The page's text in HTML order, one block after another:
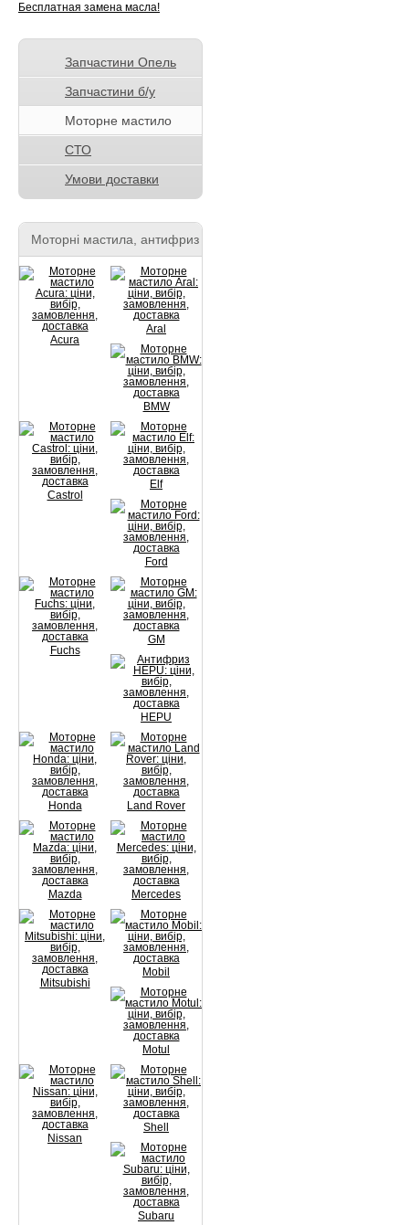
Запчастини Опель
Запчастини б/у
Моторне мастило
СТО
Умови доставки
Моторні мастила, антифриз
Acura
Aral
BMW
Castrol
Elf
Ford
Fuchs
GM
HEPU
Honda Land Rover
Mazda Mercedes
Mitsubishi
Mobil
Motul
Nissan
Shell
Subaru